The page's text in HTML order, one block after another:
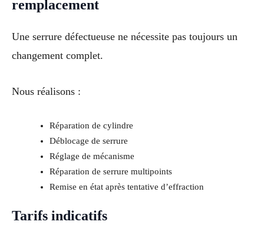
remplacement
Une serrure défectueuse ne nécessite pas toujours un
changement complet.
Nous réalisons :
Réparation de cylindre
Déblocage de serrure
Réglage de mécanisme
Réparation de serrure multipoints
Remise en état après tentative d’effraction
Tarifs indicatifs